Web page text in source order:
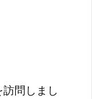
問しまし